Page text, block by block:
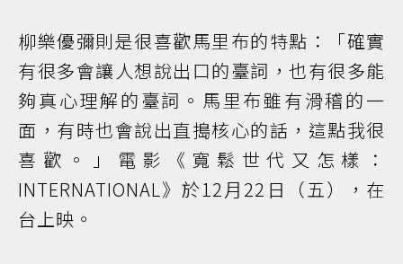
柳樂優彌則是很喜歡馬里布的特點：「確實
有很多會讓人想說出口的臺詞，也有很多能
夠真心理解的臺詞。馬里布雖有滑稽的一
面，有時也會說出直搗核心的話，這點我很
喜歡。」電影《寬鬆世代又怎樣：
INTERNATIONAL》於12月22日（五），在
台上映。